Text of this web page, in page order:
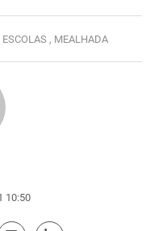
10:50
ESCOLAS , MEALHADA